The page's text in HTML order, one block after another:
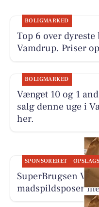
BOLIGMARKED
Top 6 over
Vamdrup. Priser
BOLIGMARKED
Vænget 10 og 1
salg denne uge i
her.
SPONSORERET
SuperBrugsen
madspildsposer